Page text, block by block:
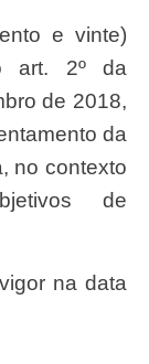
art. 2º da
de 2018,
da
no contexto
de